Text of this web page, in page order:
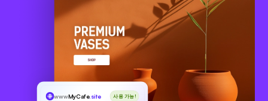
wwwMyCafe.site 사용 가능!